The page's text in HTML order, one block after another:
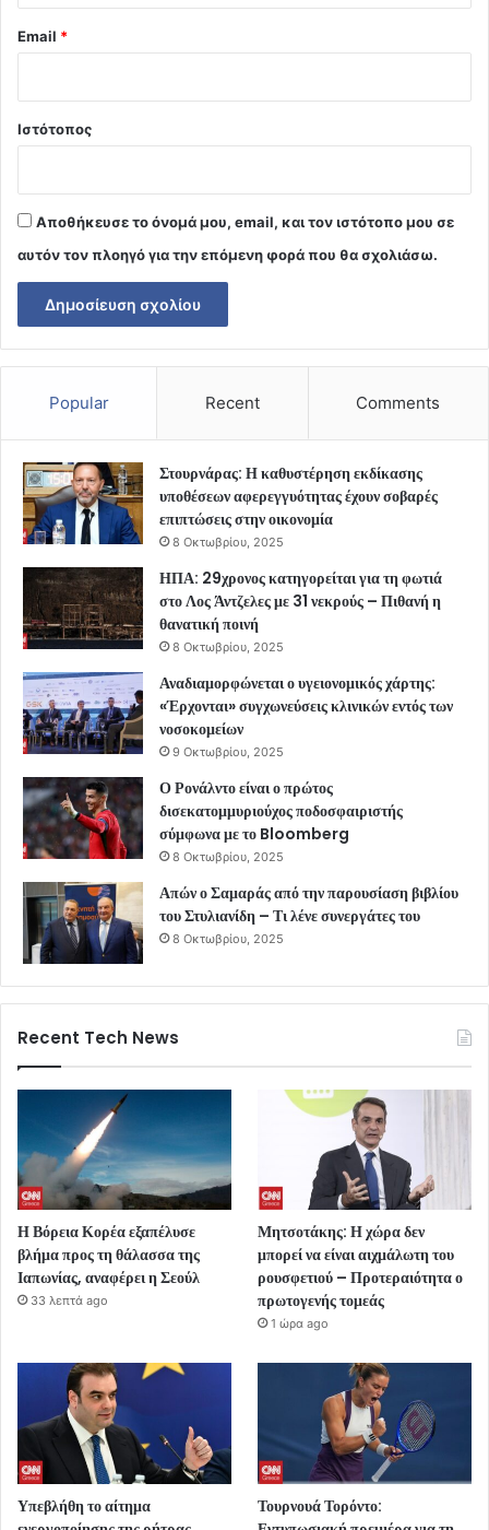
Email *
Ιστότοπος
Αποθήκευσε το όνομά μου, email, και τον ιστότοπο μου σε
αυτόν τον πλοηγό για την επόμενη φορά που θα σχολιάσω.
Popular Recent Comments
Στουρνάρας: Η καθυστέρηση εκδίκασης
υποθέσεων αφερεγγυότητας έχουν σοβαρές
επιπτώσεις στην οικονομία
8 Οκτωβρίου, 2025
ΗΠΑ: 29χρονος κατηγορείται για τη φωτιά
στο Λος Άντζελες με 31 νεκρούς – Πιθανή η
θανατική ποινή
8 Οκτωβρίου, 2025
Αναδιαμορφώνεται ο υγειονομικός χάρτης:
«Έρχονται» συγχωνεύσεις κλινικών εντός των
νοσοκομείων
9 Οκτωβρίου, 2025
Ο Ρονάλντο είναι ο πρώτος
δισεκατομμυριούχος ποδοσφαιριστής
σύμφωνα με το Bloomberg
8 Οκτωβρίου, 2025
Απών ο Σαμαράς από την παρουσίαση βιβλίου
του Στυλιανίδη – Τι λένε συνεργάτες του
8 Οκτωβρίου, 2025
Recent Tech News
Η Βόρεια Κορέα εξαπέλυσε
βλήμα προς τη θάλασσα της
Ιαπωνίας, αναφέρει η Σεούλ
33 λεπτά ago
Μητσοτάκης: Η χώρα δεν
μπορεί να είναι αιχμάλωτη του
ρουσφετιού – Προτεραιότητα ο
πρωτογενής τομεάς
1 ώρα ago
Υπεβλήθη το αίτημα
Τουρνουά Τορόντο: